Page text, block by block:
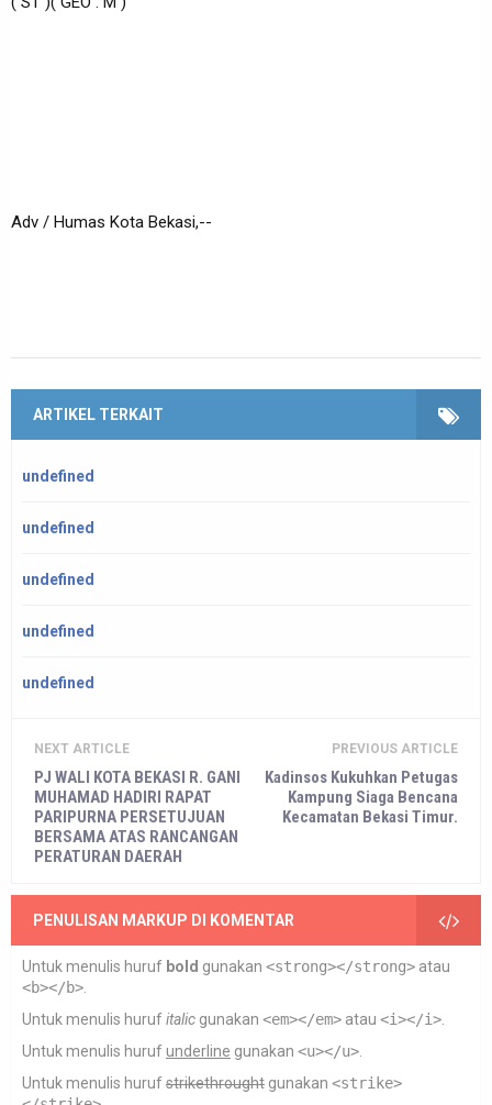
Adv / Humas Kota Bekasi,--
ARTIKEL TERKAIT
undefined
undefined
undefined
undefined
undefined
NEXT ARTICLE
PJ WALI KOTA BEKASI R. GANI
MUHAMAD HADIRI RAPAT
PARIPURNA PERSETUJUAN
BERSAMA ATAS RANCANGAN
PERATURAN DAERAH
PREVIOUS ARTICLE
Kadinsos Kukuhkan Petugas
Kampung Siaga Bencana
Kecamatan Bekasi Timur.
PENULISAN MARKUP DI KOMENTAR
Untuk menulis huruf bold gunakan <strong></strong> atau
<b></b>.
Untuk menulis hurufitalic gunakan <em></em> atau <i></i>.
Untuk menulis hurufunderline gunakan <u></u>.
Untuk menulis hurufstrikethrought gunakan <strike>